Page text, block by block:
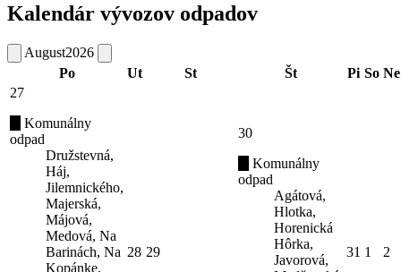
Kalendár vývozov odpadov
August2026
Po
Ut St Št Pi So Ne
27
Komunálny
odpad
Družstevná,
Háj,
Jilemnického,
Majerská,
Májová,
Medová, Na
Barinách, Na
Kopánke,
28 29
30
Komunálny
odpad
Agátová,
Hlotka,
Horenická
Hôrka,
Javorová,
31 1 2